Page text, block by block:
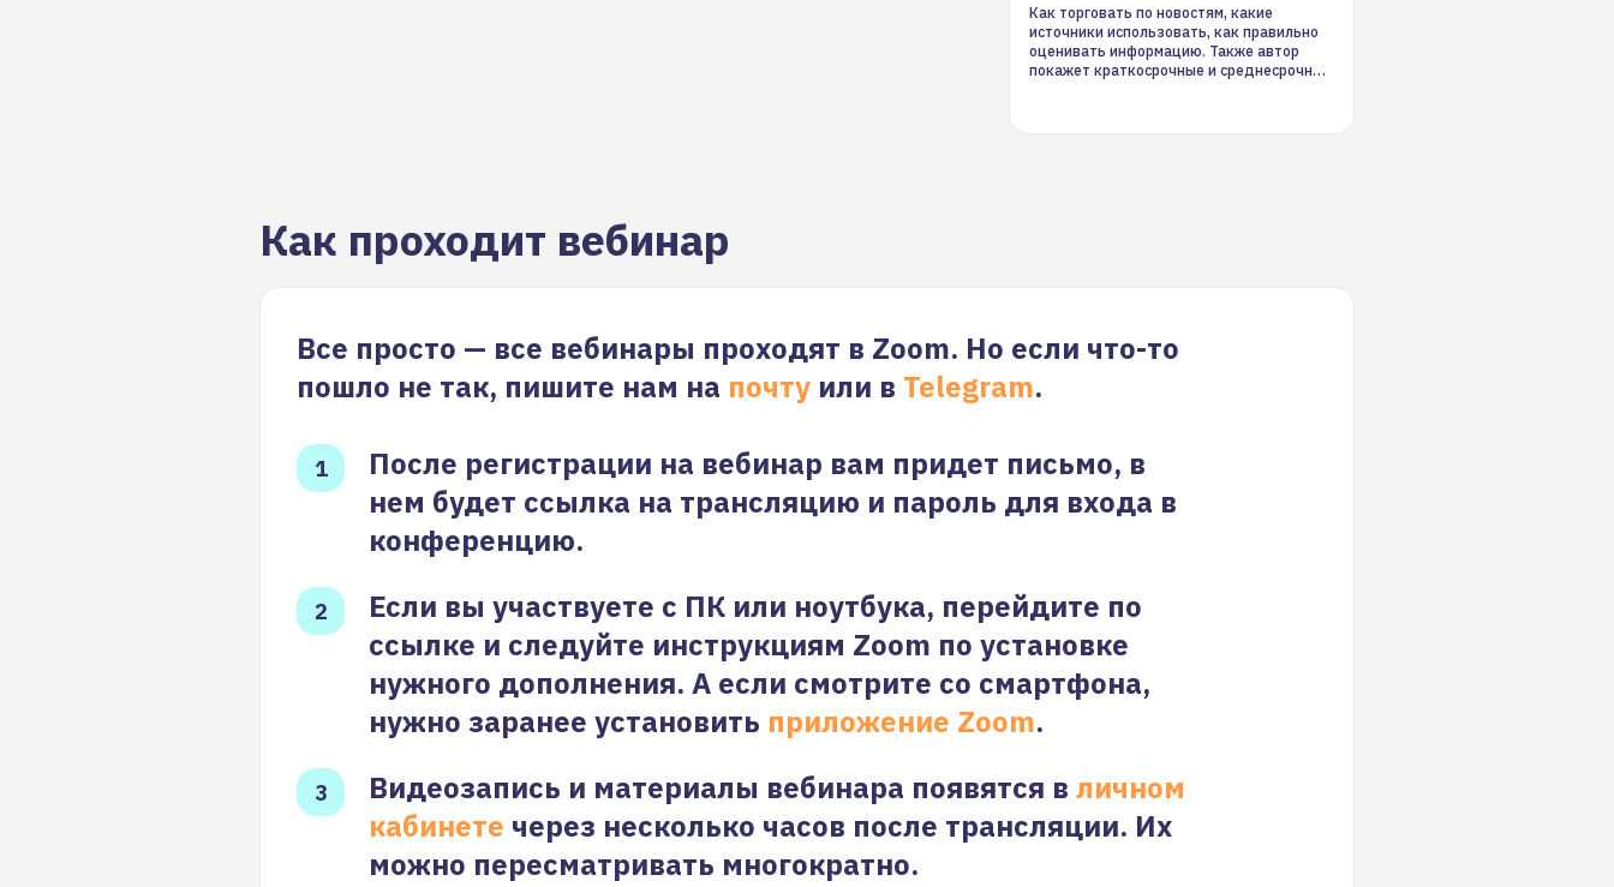
Как торговать по новостям, какие
источники использовать, как правильно
оценивать информацию. Также автор
покажет краткосрочные и среднесрочные
Как проходит вебинар
Все просто — все вебинары проходят в Zoom. Но если что-то
пошло не так, пишите нам на почту или в Telegram.
После регистрации на вебинар вам придет письмо, в
нем будет ссылка на трансляцию и пароль для входа в
конференцию.
Если вы участвуете с ПК или ноутбука, перейдите по
ссылке и следуйте инструкциям Zoom по установке
нужного дополнения. А если смотрите со смартфона,
нужно заранее установить приложение Zoom.
Видеозапись и материалы вебинара появятся в личном
кабинете через несколько часов после трансляции. Их
можно пересматривать многократно.